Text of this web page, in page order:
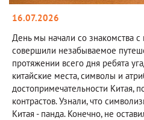
16.07.2026
День мы начали со знакомства с
совершили незабываемое
протяжении всего дня ребята
китайские места, символы и
достопримечательности Китая,
контрастов. Узнали, что
Китая - панда. Конечно, не